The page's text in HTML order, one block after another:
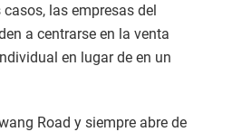
las empresas del
a centrarse en la venta
en lugar de en un
Road y siempre abre de